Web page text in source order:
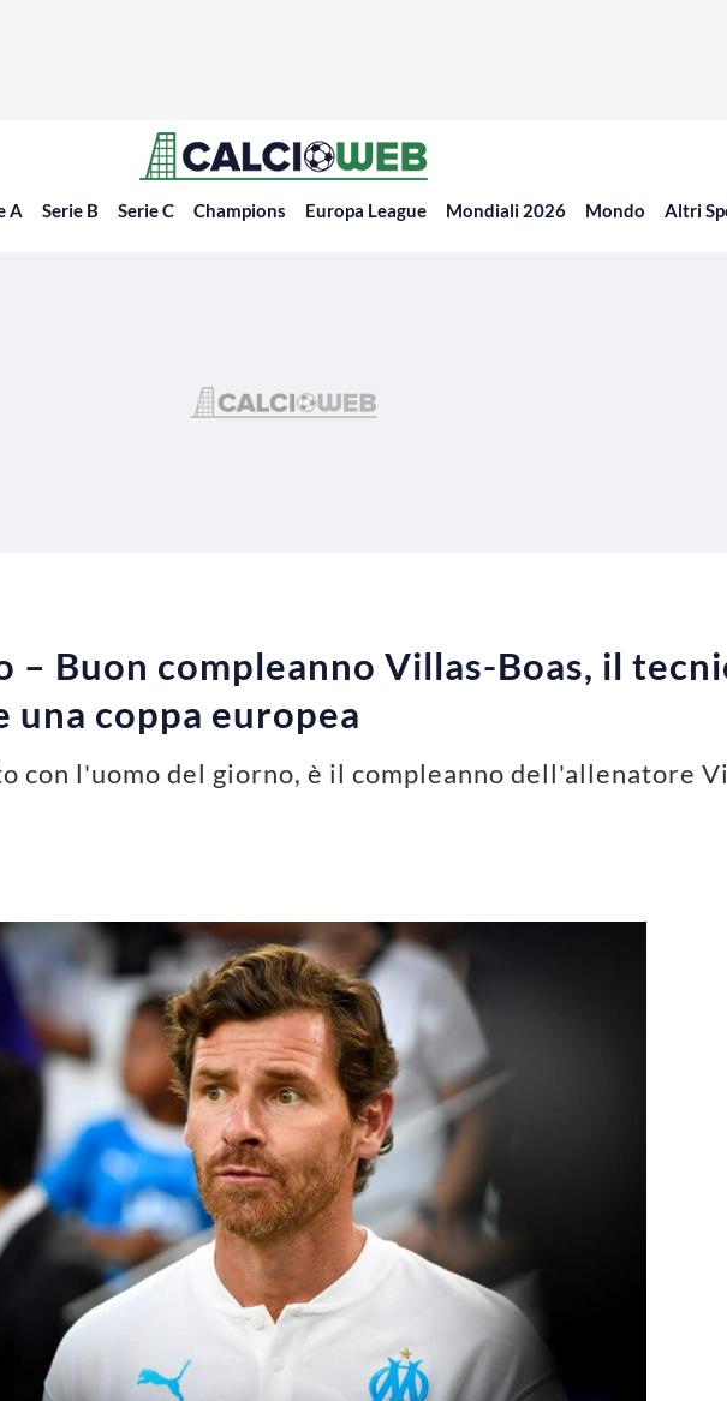
A Serie B Serie C Champions Europa League Mondiali 2026 Mondo Altri
– Buon compleanno Villas-Boas, il
una coppa europea
con l'uomo del giorno, è il compleanno dell'allenatore